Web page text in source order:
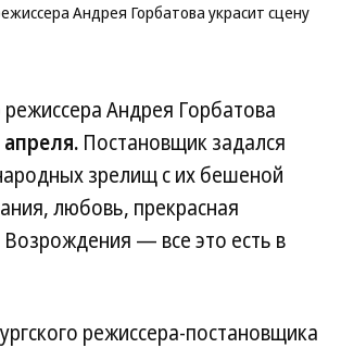
Андрея Горбатова украсит сцену
режиссера Андрея Горбатова
апреля. Постановщик задался
зрелищ с их бешеной
любовь, прекрасная
Возрождения — все это есть в
режиссера-постановщика